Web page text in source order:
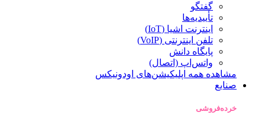
گفتگو
تأییدیه‌ها
اینترنت اشیا (IoT)
تلفن اینترنتی (VoIP)
پایگاه دانش
واتس‌اپ (اتصال)
مشاهده همه اپلیکیشن‌های اودونیکس
صنایع
خرده‌فروشی